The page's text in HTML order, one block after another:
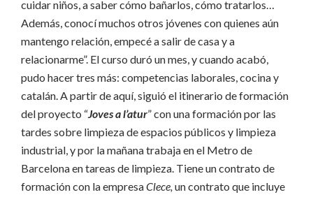
cuidar niños, a saber cómo bañarlos, cómo tratarlos…
Además, conocí muchos otros jóvenes con quienes aún
mantengo relación, empecé a salir de casa y a
relacionarme”. El curso duró un mes, y cuando acabó,
pudo hacer tres más: competencias laborales, cocina y
catalán. A partir de aquí, siguió el itinerario de formación
del proyecto “Joves a l’atur” con una formación por las
tardes sobre limpieza de espacios públicos y limpieza
industrial, y por la mañana trabaja en el Metro de
Barcelona en tareas de limpieza. Tiene un contrato de
formación con la empresaClece, un contrato que incluye